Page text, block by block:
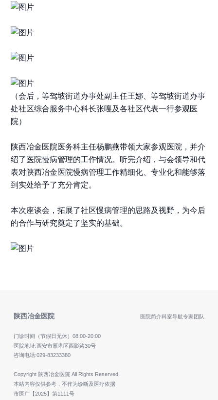
（会后，等驾坡街道办事处副主任王娜、等驾坡街道办事
处社区综合服务中心科长张嘎及各社区代表一行参观医
院）
陕西冶金医院医务科主任杨鹏燕带领大家参观医院，并介
绍了医院慢病管理的工作情况。听完介绍，与会领导和代
表对陕西冶金医院慢病管理工作精细化、专业化和能够落
到实处给予了充分肯定。
本次座谈会，拓展了社区慢病管理的思路及视野，为今后
的合作与研究奠定了坚实的基础。
陕西冶金医院 医院简介科室导航专家团队
门诊时间（节假日无休） 08:00-20:00
医院地址:西安市雁塔区西影路30号
咨询电话:029-83233380
Copyright 陕西冶金医院 All Rights Reserved.
本站内容仅供参考，不作为诊断及医疗依据
市医广【2025】第1111号